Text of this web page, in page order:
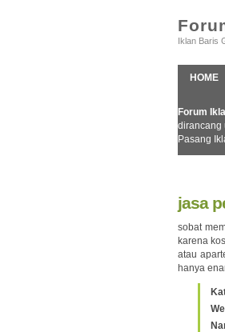
Iklan Baris
HOME
Forum
dirancang
Pasang
jasa
sobat
karena
atau
hanya